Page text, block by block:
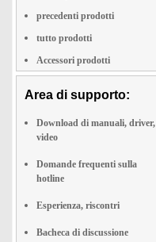
precedenti prodotti
tutto prodotti
Accessori prodotti
Area di supporto:
Download di manuali, driver,
video
Domande frequenti sulla
hotline
Esperienza, riscontri
Bacheca di discussione